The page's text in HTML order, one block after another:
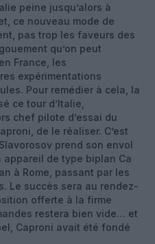
peine jusqu’alors à
ce nouveau mode de
pas trop les faveurs des
qu’on peut
France, les
expérimentations
Pour remédier à cela, la
ce tour d’Italie,
chef pilote d’essai du
de le réaliser. C’est
prend son envol
appareil de type biplan Ca
à Rome, passant par les
Le succès sera au rendez-
offerte à la firme
restera bien vide… et
Caproni avait été fondé